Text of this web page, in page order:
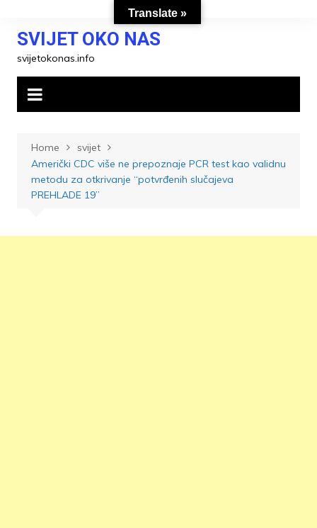
contentSVIJET OKO NAS
svijetokonas.info
Home
svijet
Američki CDC više ne prepoznaje PCR test kao validnu
metodu za otkrivanje “potvrđenih slučajeva
PREHLADE 19”
Translate »